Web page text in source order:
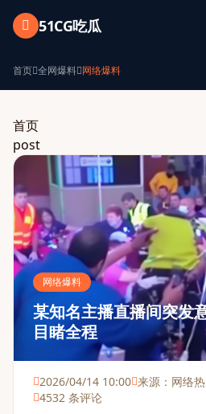
跳过导航
51CG吃瓜
首页 全网爆料 网络爆料
首页
post
网络爆料
某知名主播直播间突发
目睹全程
2026/04/14 10:00 来源：网络
4532 条评论